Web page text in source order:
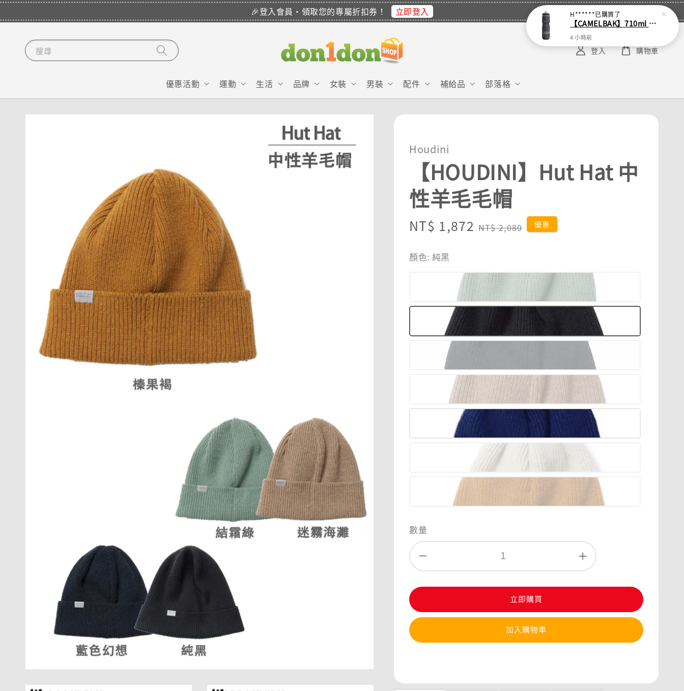
🎉登入會員・領取您的專屬折扣券！ 立即登入
搜尋
優惠活動 運動 生活 品牌 女裝 男裝 配件 補給品 部落格
登入 購物車
Houdini
【HOUDINI】Hut Hat 中
性羊毛毛帽
Sale
NT$ 1,872 Regular
NT$ 2,080 優惠
顏色: 純黑
數量
立即購買
加入購物車
H******已購買了
【CAMELBAK】710ml Podium 保冷噴射水瓶
4 小時前